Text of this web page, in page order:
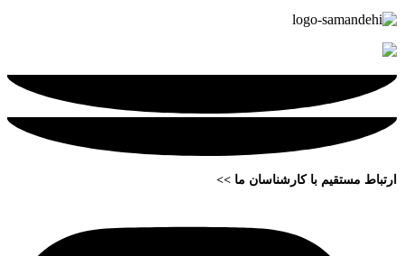
ارتباط مستقیم با کارشناسان ما >>